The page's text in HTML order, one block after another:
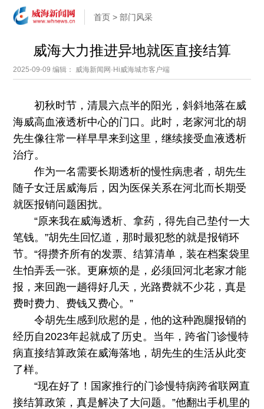
首页 >部门风采
威海大力推进异地就医直接结算
2025-09-09编辑： 威海新闻网·Hi威海城市客户端
初秋时节，清晨六点半的阳光，斜斜地落在威
海威高血液透析中心的门口。此时，老家河北的胡
先生像往常一样早早来到这里，继续接受血液透析
治疗。
作为一名需要长期透析的慢性病患者，胡先生
随子女迁居威海后，因为医保关系在河北而长期受
就医报销问题困扰。
“原来我在威海透析、拿药，得先自己垫付一大
笔钱。”胡先生回忆道，那时最犯愁的就是报销环
节。“得攒齐所有的发票、结算清单，装在档案袋里
生怕弄丢一张。更麻烦的是，必须回河北老家才能
报，来回跑一趟得好几天，光路费就不少花，真是
费时费力、费钱又费心。”
令胡先生感到欣慰的是，他的这种跑腿报销的
经历自2023年起就成了历史。当年，跨省门诊慢特
病直接结算政策在威海落地，胡先生的生活从此变
了样。
“现在好了！国家推行的门诊慢特病跨省联网直
接结算政策，真是解决了大问题。”他翻出手机里的